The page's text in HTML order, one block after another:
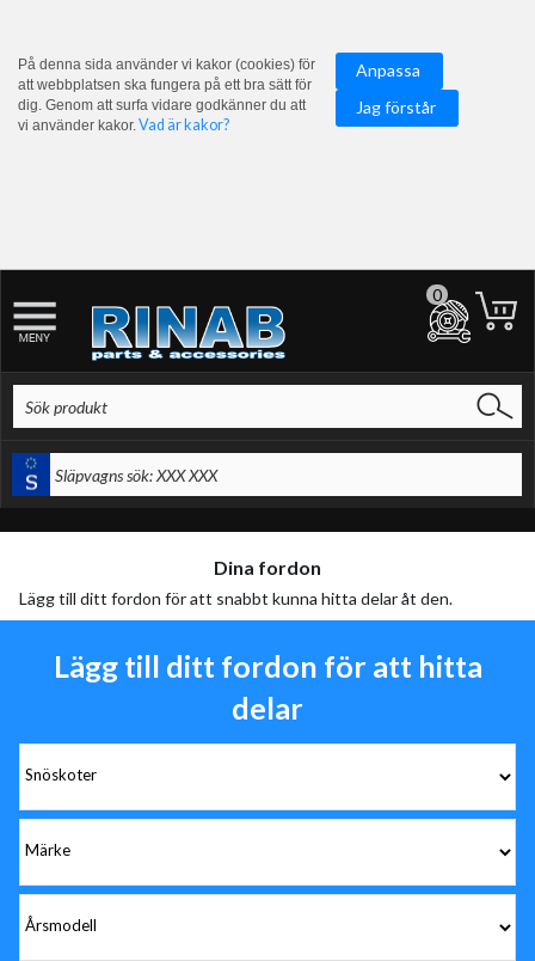
På denna sida använder vi kakor (cookies) för
att webbplatsen ska fungera på ett bra sätt för
dig. Genom att surfa vidare godkänner du att
vi använder kakor.Vad är kakor?
Anpassa
Jag förstår
0
Dina fordon
Lägg till ditt fordon för att snabbt kunna hitta delar åt den.
Lägg till ditt fordon för att hitta
delar